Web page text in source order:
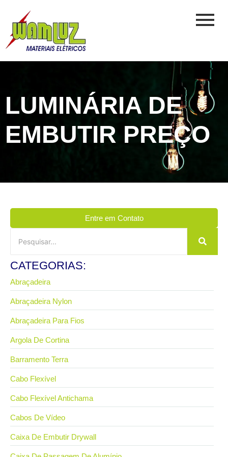
LUMINÁRIA DE
EMBUTIR PREÇO
Entre em Contato
CATEGORIAS:
Abraçadeira
Abraçadeira Nylon
Abraçadeira Para Fios
Argola De Cortina
Barramento Terra
Cabo Flexível
Cabo Flexível Antichama
Cabos De Vídeo
Caixa De Embutir Drywall